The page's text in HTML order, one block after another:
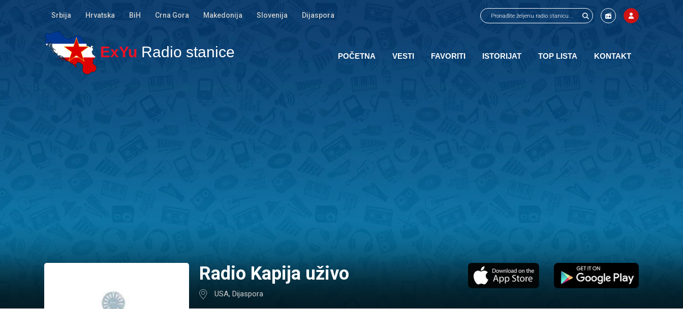
Srbija Hrvatska BiH Crna Gora Makedonija Slovenija Dijaspora
ExYu Radio stanice POČETNA VESTI FAVORITI ISTORIJAT TOP LISTA KONTAKT
Radio Kapija uživo
USA, Dijaspora